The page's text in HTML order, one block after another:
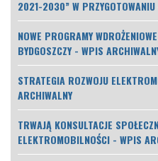
2021-2030” W
NOWE PROGRAMY
BYDGOSZCZY - WPIS
STRATEGIA ROZWOJU
ARCHIWALNY
TRWAJĄ KONSULTACJE
ELEKTROMOBILNOŚCI - WPIS